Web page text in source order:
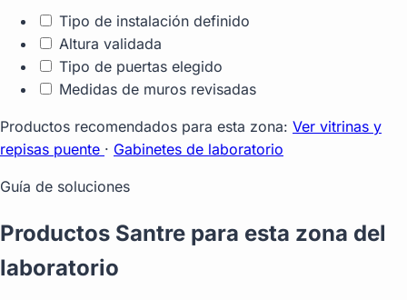
Tipo de instalación definido
Altura validada
Tipo de puertas elegido
Medidas de muros revisadas
Productos recomendados para esta zona: Ver vitrinas y
repisas puente · Gabinetes de laboratorio
Guía de soluciones
Productos Santre para esta zona del
laboratorio